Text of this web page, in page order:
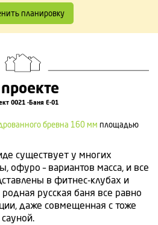
планировку
0021 -Баня Е-01
бревна 160 мм площадью
существует у многих
офуро – вариантов масса, и все
в фитнес-клубах и
русская баня все равно
даже совмещенная с тоже